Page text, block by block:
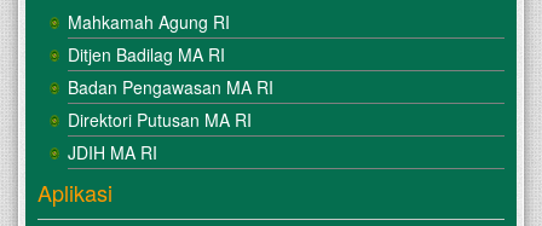
Mahkamah Agung RI
Ditjen Badilag MA RI
Badan Pengawasan MA RI
Direktori Putusan MA RI
JDIH MA RI
Aplikasi